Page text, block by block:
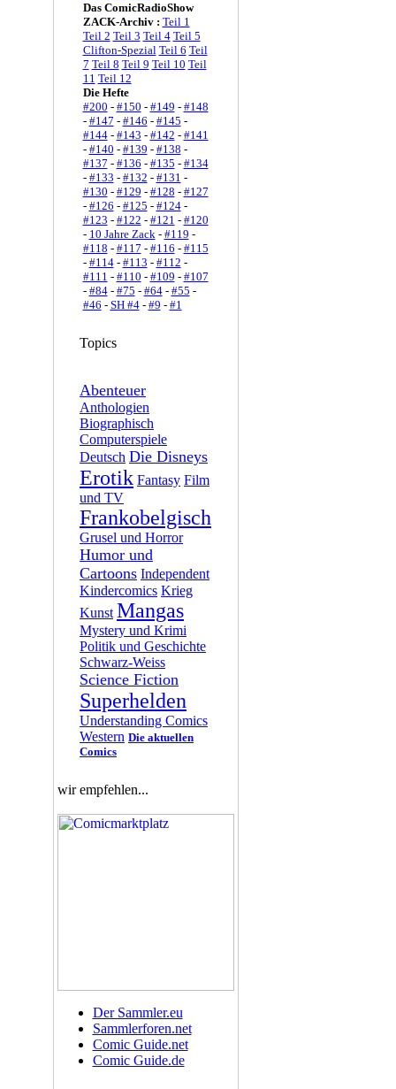
Das ComicRadioShow
ZACK-Archiv : Teil 1
Teil 2 Teil 3 Teil 4 Teil 5
Clifton-Spezial Teil 6 Teil
7 Teil 8 Teil 9 Teil 10 Teil
11 Teil 12
Die Hefte
#200 - #150 - #149 - #148
- #147 - #146 - #145 -
#144- #143 - #142 - #141
- #140 - #139 - #138 -
#137 - #136 - #135 - #134
- #133 - #132 - #131 -
#130 - #129 - #128 - #127
- #126 - #125 - #124-
#123 - #122 - #121 - #120
- 10 Jahre Zack- #119 -
#118 - #117 - #116 - #115
- #114- #113 - #112 -
#111 - #110 - #109 - #107
- #84- #75 - #64- #55 -
#46 - SH #4- #9 - #1
Topics
Abenteuer
Anthologien
Biographisch
Computerspiele
Deutsch Die Disneys
Erotik Fantasy Film
und TV
Frankobelgisch
Grusel und Horror
Humor und
Cartoons Independent
Kindercomics Krieg
Kunst Mangas
Mystery und Krimi
Politik und Geschichte
Schwarz-Weiss
Science Fiction
Superhelden
Understanding Comics
Western Die aktuellen
Comics
wir empfehlen...
Der Sammler.eu
Sammlerforen.net
Comic Guide.net
Comic Guide.de